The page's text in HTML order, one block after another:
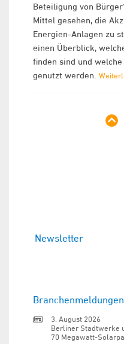
Beteiligung von
Mittel gesehen, die
Energien-Anlagen zu
einen Überblick,
finden sind und
genutzt werden.
Newsletter
Branchenmeldungen
3. August 2026
Berliner Stadtwerke
70 Megawatt-